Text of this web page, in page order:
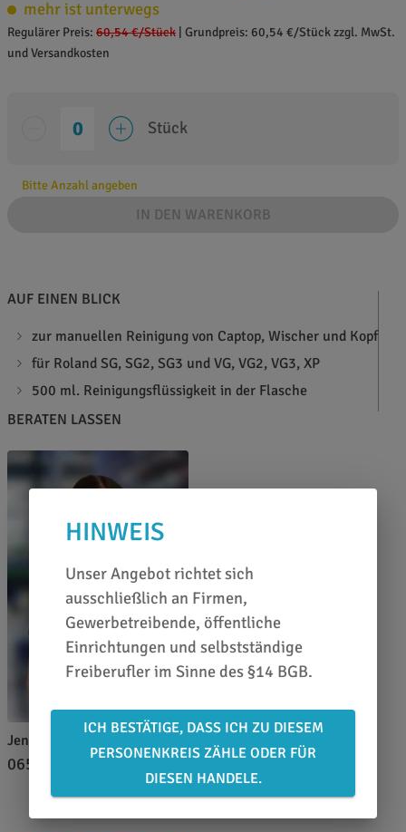
mehr ist unterwegs
Regulärer Preis: 60,54 €/Stück Grundpreis: 60,54 €/Stück zzgl. MwSt.
und Versandkosten
Stück
Bitte Anzahl angeben
IN DEN WARENKORB
AUF EINEN BLICK
zur manuellen Reinigung von Captop, Wischer und Kopf
für Roland SG, SG2, SG3 und VG, VG2, VG3, XP
500 ml. Reinigungsflüssigkeit in der Flasche
BERATEN LASSEN
Jennifer Greinert
0651 46 27 79 80
HINWEIS
Unser Angebot richtet sich
ausschließlich an Firmen,
Gewerbetreibende, öffentliche
Einrichtungen und selbstständige
Freiberufler im Sinne des §14 BGB.
ICH BESTÄTIGE, DASS ICH ZU DIESEM
PERSONENKREIS ZÄHLE ODER FÜR
DIESEN HANDELE.